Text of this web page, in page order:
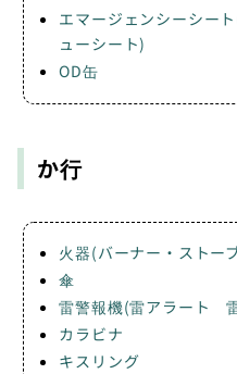
エマージェンシーシー
ューシート)
OD缶
か行
火器(バーナー・ストー
傘
雷警報機(雷アラート
カラビナ
キスリング